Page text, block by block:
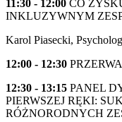
11:30 - 12:00 CO
INKLUZYWNYM
Karol Piasecki,
12:00 - 12:30
12:30 - 13:15 PANEL
PIERWSZEJ RĘKI:
RÓŻNORODNYCH